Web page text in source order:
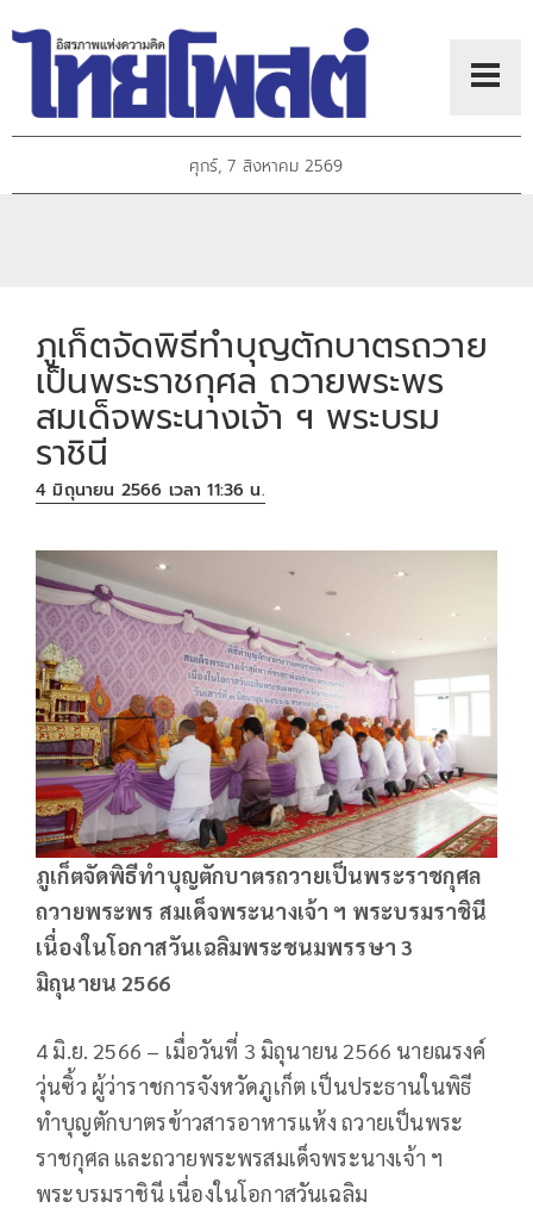
ศุกร์, 7 สิงหาคม 2569
ภูเก็ตจัดพิธีทำบุญตักบาตรถวาย
เป็นพระราชกุศล ถวายพระพร
สมเด็จพระนางเจ้า ฯ พระบรม
ราชินี
4 มิถุนายน 2566 เวลา 11:36 น.
ภูเก็ตจัดพิธีทำบุญตักบาตรถวายเป็นพระราชกุศล
ถวายพระพร สมเด็จพระนางเจ้า ฯ พระบรมราชินี
เนื่องในโอกาสวันเฉลิมพระชนมพรรษา 3
มิถุนายน 2566
4 มิ.ย. 2566 – เมื่อวันที่ 3 มิถุนายน 2566 นายณรงค์
วุ่นซิ้ว ผู้ว่าราชการจังหวัดภูเก็ต เป็นประธานในพิธี
ทำบุญตักบาตรข้าวสารอาหารแห้ง ถวายเป็นพระ
ราชกุศล และถวายพระพรสมเด็จพระนางเจ้า ฯ
พระบรมราชินี เนื่องในโอกาสวันเฉลิม